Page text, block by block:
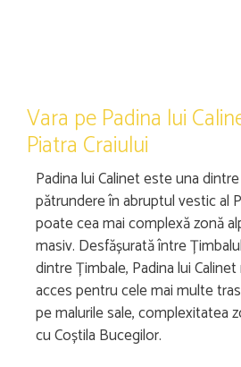
Vara pe Padina lui
Piatra Craiului
Padina lui Calinet este una
pătrundere în abruptul vestic al
poate cea mai complexă zonă
masiv. Desfășurată între
dintre Țimbale, Padina lui
acces pentru cele mai multe
pe malurile sale, complexitatea
cu Coștila Bucegilor.